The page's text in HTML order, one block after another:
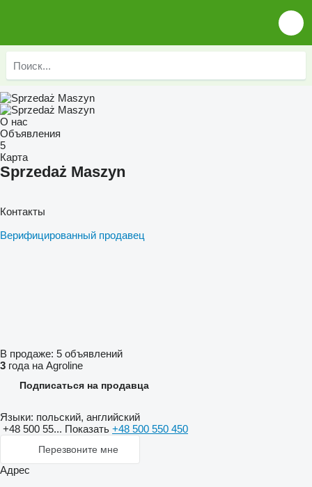
О нас
Объявления
5
Карта
Sprzedaż Maszyn
Контакты
Верифицированный продавец
В продаже: 5 объявлений
3 года на Agroline
Подписаться на продавца
Языки: польский, английский
+48 500 55... Показать +48 500 550 450
Перезвоните мне
Адрес